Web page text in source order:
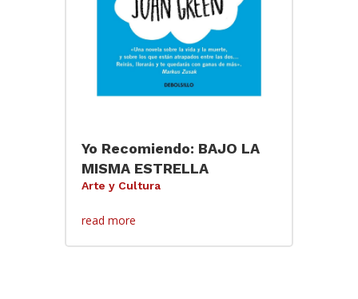
Yo Recomiendo: BAJO LA
MISMA ESTRELLA
Arte y Cultura
read more